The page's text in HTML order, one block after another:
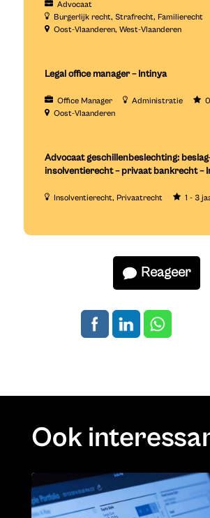
Advocaat
Burgerlijk recht Strafrecht Familierecht
Oost-Vlaanderen West-Vlaanderen
Legal office manager – Intinya
Office Manager Administratie
Oost-Vlaanderen
Advocaat geschillenbeslechting:
insolventierecht – privaat bankrecht –
Insolventierecht Privaatrecht 1 - 3
Reageer
Ook